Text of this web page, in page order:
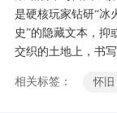
是硬核玩家钻研“冰
史”的隐藏文本，抑
交织的土地上，书
相关标签： 怀旧